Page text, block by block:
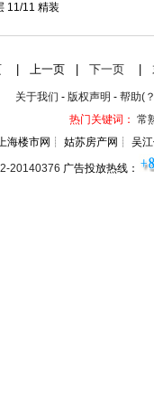
11/11 精装
上一页 下一页
关于我们 - 版权声明 - 帮助(
热门关键词： 常
海楼市网┊ 姑苏房产网┊ 吴
20140376 广告投放热线：